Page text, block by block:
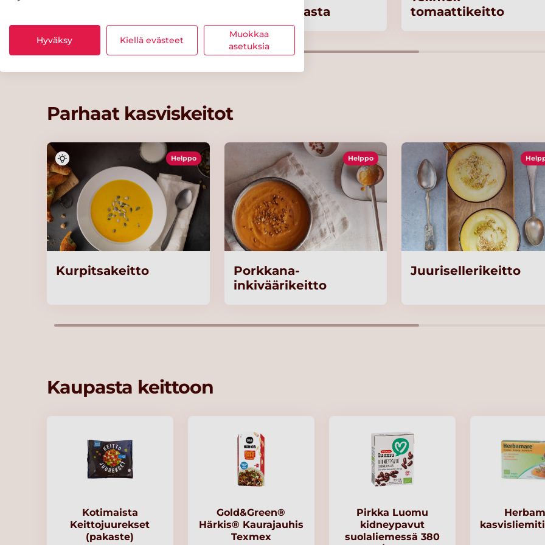
pakastekalasta
tomaattikeitto
Parhaat kasviskeitot
Helppo
Kurpitsakeitto
Helppo
Porkkana-
inkiväärikeitto
Juurisellerikeitto
Kaupasta keittoon
Kotimaista
Keittojuurekset
(pakaste)
Gold&Green®
Härkis® Kaurajauhis
Texmex
Pirkka Luomu
kidneypavut
suolaliemessä 380
Hyväksy Kiellä evästeet
Muokkaa
asetuksia